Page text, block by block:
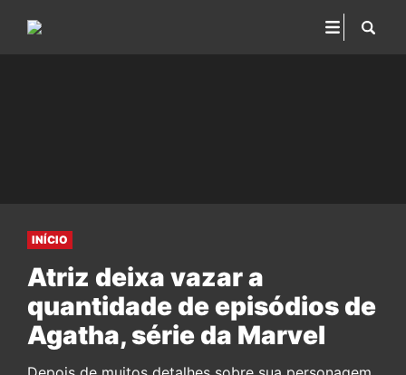
INÍCIO
Atriz deixa vazar a
quantidade de episódios de
Agatha, série da Marvel